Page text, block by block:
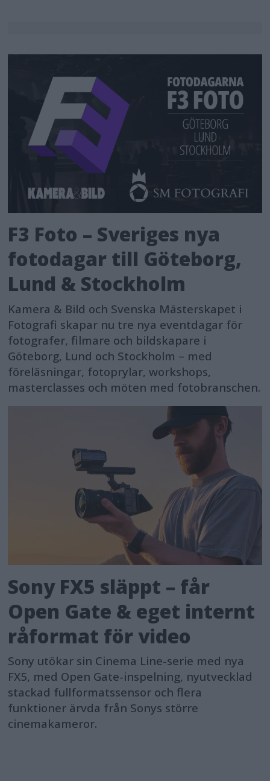
F3 Foto – Sveriges nya
fotodagar till Göteborg,
Lund & Stockholm
Kamera & Bild och Svenska Mästerskapet i
Fotografi skapar nu tre nya eventdagar för
fotografer, filmare och bildskapare i
Göteborg, Lund och Stockholm – med
föreläsningar, fotoprylar, workshops,
masterclasses och möten med fotobranschen.
Sony FX5 släppt – får
Open Gate & eget internt
råformat för video
Sony utökar sin Cinema Line-serie med nya
FX5, med Open Gate-inspelning, nyutvecklad
stackad fullformatssensor och flera
funktioner ärvda från Sonys större
cinemakameror.